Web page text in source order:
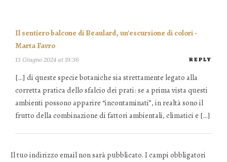
Il sentiero balcone di Beaulard, un'escursione di colori -
Marta Favro
13 Giugno 2024 at 19:36 REPLY
[…] di queste specie botaniche sia strettamente legato alla
corretta pratica dello sfalcio dei prati: se a prima vista questi
ambienti possono apparire “incontaminati”, in realtà sono il
frutto della combinazione di fattori ambientali, climatici e […]
Il tuo indirizzo email non sarà pubblicato. I campi obbligatori